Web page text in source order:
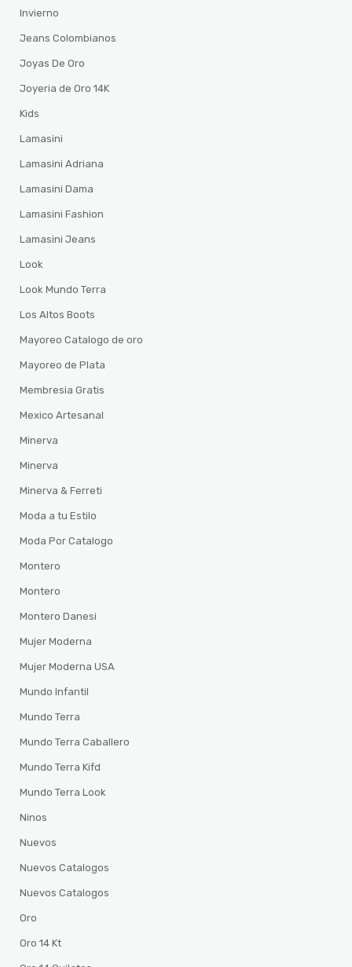
Invierno
Jeans Colombianos
Joyas De Oro
Joyeria de Oro 14K
Kids
Lamasini
Lamasini Adriana
Lamasini Dama
Lamasini Fashion
Lamasini Jeans
Look
Look Mundo Terra
Los Altos Boots
Mayoreo Catalogo de oro
Mayoreo de Plata
Membresia Gratis
Mexico Artesanal
Minerva
Minerva
Minerva & Ferreti
Moda a tu Estilo
Moda Por Catalogo
Montero
Montero
Montero Danesi
Mujer Moderna
Mujer Moderna USA
Mundo Infantil
Mundo Terra
Mundo Terra Caballero
Mundo Terra Kifd
Mundo Terra Look
Ninos
Nuevos
Nuevos Catalogos
Nuevos Catalogos
Oro
Oro 14 Kt